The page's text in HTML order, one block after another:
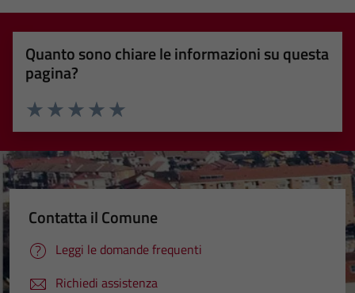
Quanto sono chiare le informazioni su questa
pagina?
Valuta 5 stelle su 5
Valuta 4 stelle su 5
Valuta 3 stelle su 5
Valuta 2 stelle su 5
Valuta 1 stelle su 5
Contatta il Comune
Leggi le domande frequenti
Richiedi assistenza